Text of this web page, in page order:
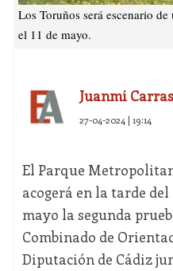
Los Toruños será escenario
el 11 de mayo.
Juanmi
27-04-2024 | 19:14
El Parque
acogerá en la tarde del
mayo la segunda
Combinado de
Diputación de Cádiz